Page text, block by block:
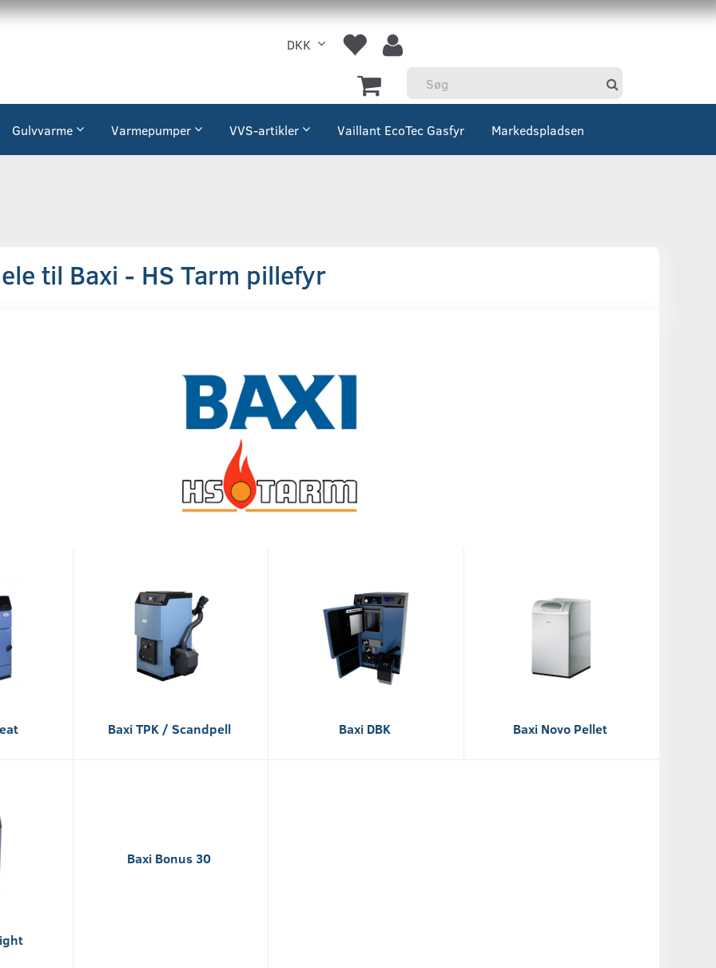
DKK
Gulvvarme Varmepumper VVS-artikler Vaillant EcoTec Gasfyr Markedspladsen
til Baxi - HS Tarm pillefyr
Baxi TPK / Scandpell Baxi DBK Baxi Novo Pellet
Baxi Bonus 30